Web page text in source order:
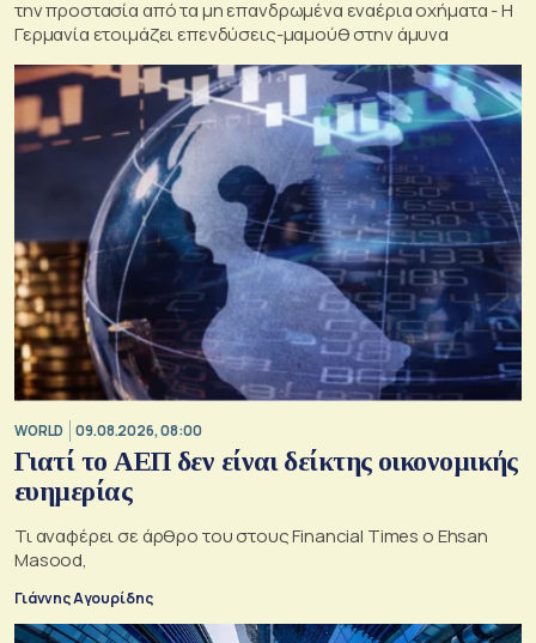
την προστασία από τα μη επανδρωμένα εναέρια οχήματα - Η
Γερμανία ετοιμάζει επενδύσεις-μαμούθ στην άμυνα
WORLD 09.08.2026, 08:00
Γιατί το ΑΕΠ δεν είναι δείκτης οικονομικής
ευημερίας
Τι αναφέρει σε άρθρο του στους Financial Times ο Ehsan
Masood,
Γιάννης Αγουρίδης